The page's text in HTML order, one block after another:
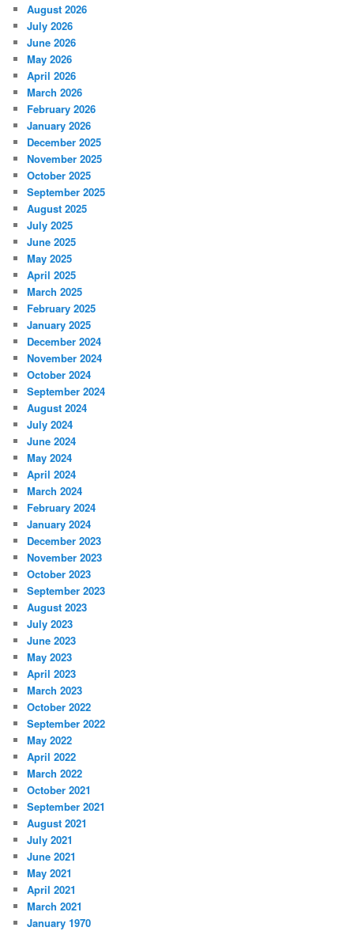
August 2026
July 2026
June 2026
May 2026
April 2026
March 2026
February 2026
January 2026
December 2025
November 2025
October 2025
September 2025
August 2025
July 2025
June 2025
May 2025
April 2025
March 2025
February 2025
January 2025
December 2024
November 2024
October 2024
September 2024
August 2024
July 2024
June 2024
May 2024
April 2024
March 2024
February 2024
January 2024
December 2023
November 2023
October 2023
September 2023
August 2023
July 2023
June 2023
May 2023
April 2023
March 2023
October 2022
September 2022
May 2022
April 2022
March 2022
October 2021
September 2021
August 2021
July 2021
June 2021
May 2021
April 2021
March 2021
January 1970